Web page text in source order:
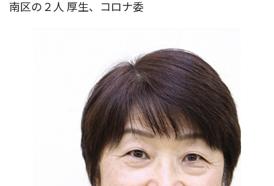
南区の２人 厚生、コロナ委